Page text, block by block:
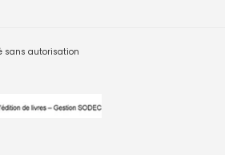
sans autorisation